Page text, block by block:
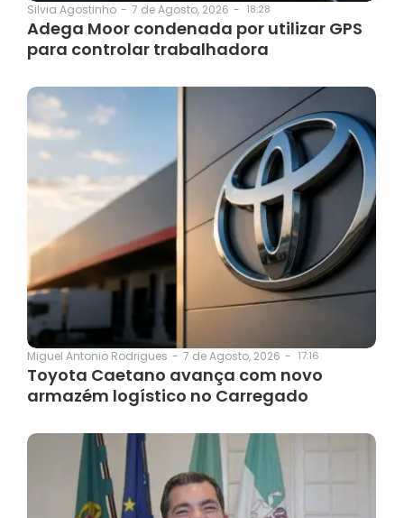
Silvia Agostinho - 7 de Agosto, 2026 - 18:28
Adega Moor condenada por utilizar GPS
para controlar trabalhadora
Miguel Antonio Rodrigues - 7 de Agosto, 2026 - 17:16
Toyota Caetano avança com novo
armazém logístico no Carregado